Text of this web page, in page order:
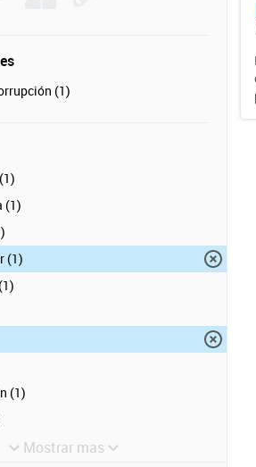
(1)
(1)
(1)
(1)
Mostrar mas